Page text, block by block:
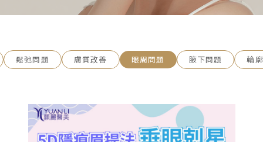
鬆弛問題 膚質改善 眼周問題 腋下問題 輪